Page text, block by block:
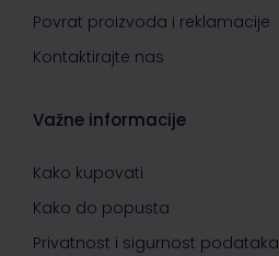
Povrat proizvoda i reklamacije
Kontaktirajte nas
Važne informacije
Kako kupovati
Kako do popusta
Privatnost i sigurnost podataka